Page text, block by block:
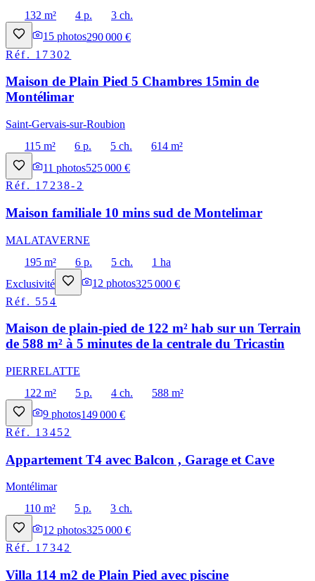
132 m²
4 p.
3 ch.
15 photos290 000 €
Réf. 17302
Maison de Plain Pied 5 Chambres 15min de
Montélimar
Saint-Gervais-sur-Roubion
115 m²
6 p. 5 ch.
614 m²
11 photos525 000 €
Réf. 17238-2
Maison familiale 10 mins sud de Montelimar
MALATAVERNE
195 m²
6 p. 5 ch.
1 ha
Exclusivité
12 photos325 000 €
Réf. 554
Maison de plain-pied de 122 m² hab sur un Terrain
de 588 m² à 5 minutes de la centrale du Tricastin
PIERRELATTE
122 m²
5 p. 4 ch.
588 m²
9 photos149 000 €
Réf. 13452
Appartement T4 avec Balcon , Garage et Cave
Montélimar
110 m²
5 p.
3 ch.
12 photos325 000 €
Réf. 17342
Villa 114 m2 de Plain Pied avec piscine